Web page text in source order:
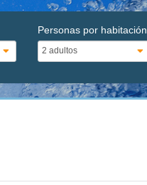
Personas por habitación